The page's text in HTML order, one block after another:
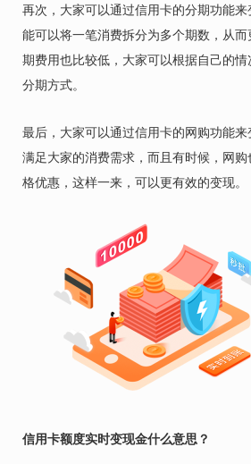
再次，大家可以通过信用卡的分期功能
能可以将一笔消费拆分为多个期数，从
期费用也比较低，大家可以根据自己的
分期方式。
最后，大家可以通过信用卡的网购功能
满足大家的消费需求，而且有时候，网
格优惠，这样一来，可以更有效的变现。
信用卡额度实时变现金什么意思？